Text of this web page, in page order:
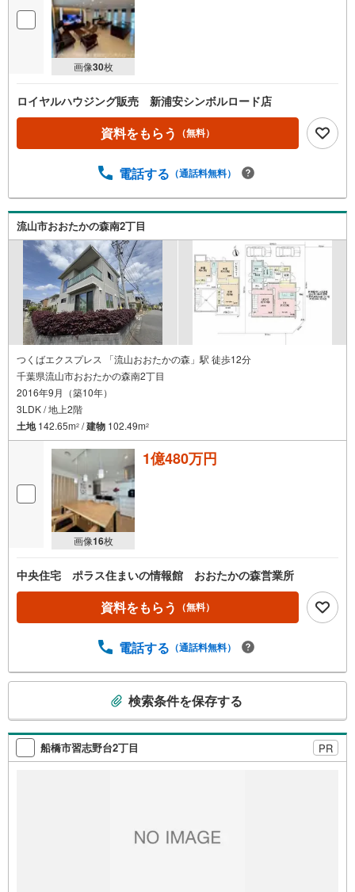
画像30枚
ロイヤルハウジング販売 新浦安シンボルロード店
資料をもらう （無料）
電話する （通話料無料）
流山市おおたかの森南2丁目
つくばエクスプレス 「流山おおたかの森」駅 徒歩12分
千葉県流山市おおたかの森南2丁目
2016年9月（築10年）
3LDK / 地上2階
土地142.65m2 /建物 102.49m2
画像16枚
1億480万円
中央住宅 ポラス住まいの情報館 おおたかの森営業所
資料をもらう （無料）
電話する （通話料無料）
検
索
条
検索条件を保存する
船橋市習志野台2丁目 PR